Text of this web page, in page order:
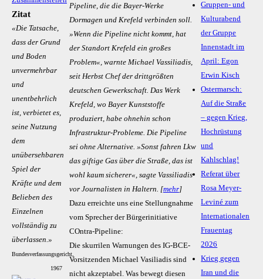
Zitat
«Die Tatsache,
dass der Grund
und Boden
unvermehrbar
und
unentbehrlich
ist, verbietet es,
seine Nutzung
dem
unübersehbaren
Spiel der
Kräfte und dem
Belieben des
Einzelnen
vollständig zu
überlassen.»
Bundesverfassungsgericht,
1967
Pipeline, die die Bayer-Werke
Dormagen und Krefeld verbinden soll.
»Wenn die Pipeline nicht kommt, hat
der Standort Krefeld ein großes
Problem«, warnte Michael Vassiliadis,
seit Herbst Chef der drittgrößten
deutschen Gewerkschaft. Das Werk
Krefeld, wo Bayer Kunststoffe
produziert, habe ohnehin schon
Infrastruktur-Probleme. Die Pipeline
sei ohne Alternative. »Sonst fahren Lkw
das giftige Gas über die Straße, das ist
wohl kaum sicherer«, sagte Vassiliadis
vor Journalisten in Haltern. [mehr]
Dazu erreichte uns eine Stellungnahme
vom Sprecher der Bürgerinitiative
COntra-Pipeline:
Die skurrilen Warnungen des IG-BCE-
Vorsitzenden Michael Vasiliadis sind
nicht akzeptabel. Was bewegt diesen
Gruppen- und
Kulturabend
der Gruppe
Innenstadt im
April: Egon
Erwin Kisch
Ostermarsch:
Auf die Straße
– gegen Krieg,
Hochrüstung
und
Kahlschlag!
Referat über
Rosa Meyer-
Leviné zum
Internationalen
Frauentag
2026
Krieg gegen
Iran und die